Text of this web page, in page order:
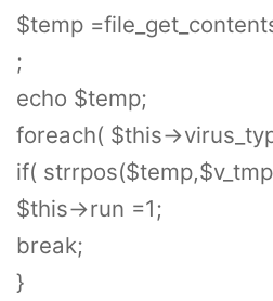
$temp
;
echo $temp;
foreach( $this-
if(
$this->run =1;
break;
}